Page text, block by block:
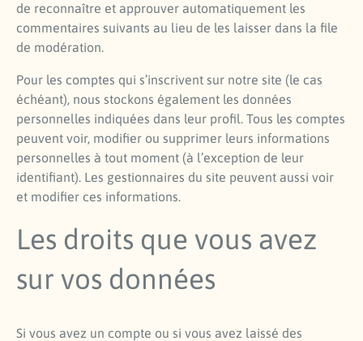
de reconnaître et approuver automatiquement les
commentaires suivants au lieu de les laisser dans la file
de modération.
Pour les comptes qui s’inscrivent sur notre site (le cas
échéant), nous stockons également les données
personnelles indiquées dans leur profil. Tous les comptes
peuvent voir, modifier ou supprimer leurs informations
personnelles à tout moment (à l’exception de leur
identifiant). Les gestionnaires du site peuvent aussi voir
et modifier ces informations.
Les droits que vous avez
sur vos données
Si vous avez un compte ou si vous avez laissé des